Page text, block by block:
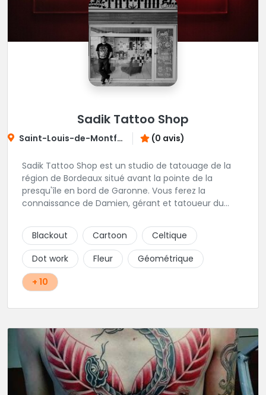
Sadik Tattoo Shop
Saint-Louis-de-Montferrand (0 avis)
Sadik Tattoo Shop est un studio de tatouage de la
région de Bordeaux situé avant la pointe de la
presqu'île en bord de Garonne. Vous ferez la
connaissance de Damien, gérant et tatoueur du
Blackout
Cartoon
Celtique
Dot work
Fleur
Géométrique
+ 10